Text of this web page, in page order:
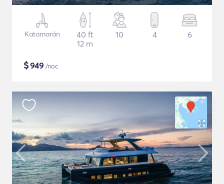
Katamarán
40 ft
12 m
10 4 6
$949 /noc